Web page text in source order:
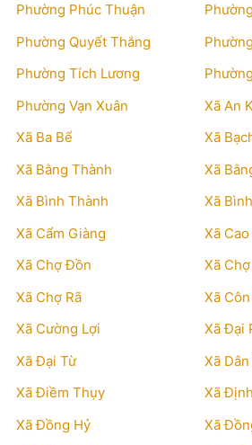
Phường Phúc Thuận
Phường Quyết Thắng
Phường Tích Lương
Phường Vạn Xuân
Xã An
Xã Ba Bể
Xã
Xã Bằng Thành
Xã
Xã Bình Thành
Xã
Xã Cẩm Giàng
Xã
Xã Chợ Đồn
Xã
Xã Chợ Rã
Xã
Xã Cường Lợi
Xã Đại
Xã Đại Từ
Xã
Xã Điềm Thụy
Xã
Xã Đồng Hỷ
Xã